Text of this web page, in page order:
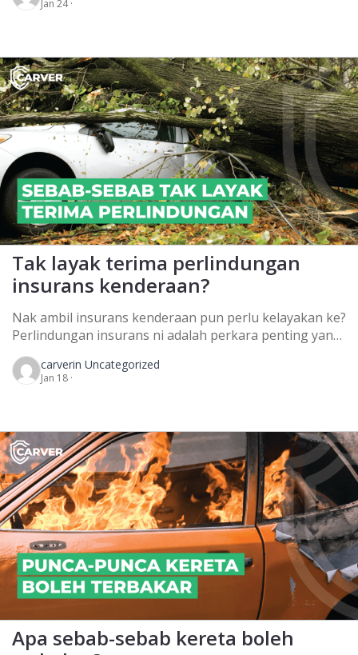
third party. Kiranya, tiada tuntutan insurans kereta
NCD […]
Jan 24 ·
Tak layak terima perlindungan
insurans kenderaan?
Nak ambil insurans kenderaan pun perlu kelayakan ke?
Perlindungan insurans ni adalah perkara penting yang
kita perlu ada sebagai persediaan jika berlakunya
kemalangan di atas jalan raya. Walaubagaimanapun,
ada beberapa situasi yang menyebabkan kita tak layak
insurans kenderaan 1. Berlaku rusuhan atau perang
Syarikat […]
carverin Uncategorized
Jan 18 ·
Apa sebab-sebab kereta boleh